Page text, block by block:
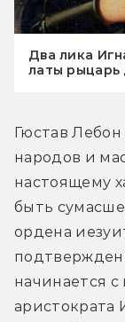
Два лика
латы рыцарь
Гюстав
народов и
настоящему
быть
ордена
начинается
аристократа